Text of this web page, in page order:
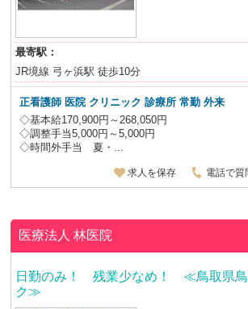
最寄駅：
JR境線 弓ヶ浜駅 徒歩10分
正看護師 医院 クリニック 診療所常勤 外来
◇基本給170,900円～268,050円
◇調整手当5,000円～5,000円
◇時間外手当 夏・...
求人を保存 電話で質
医療法人林医院
日勤のみ！ 残業少なめ！ ≪鳥取県鳥
ク≫